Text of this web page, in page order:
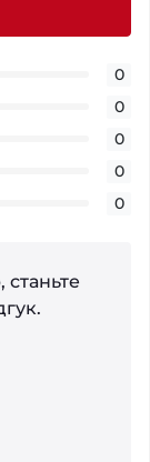
0
0
0
0
0
станьте